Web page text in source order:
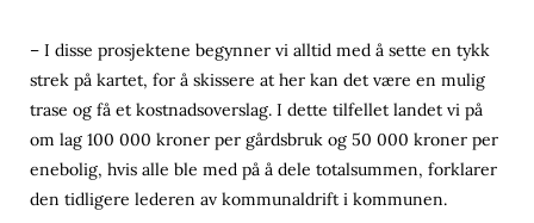
– I disse prosjektene begynner vi alltid med å sette en tykk
strek på kartet, for å skissere at her kan det være en mulig
trase og få et kostnadsoverslag. I dette tilfellet landet vi på
om lag 100 000 kroner per gårdsbruk og 50 000 kroner per
enebolig, hvis alle ble med på å dele totalsummen, forklarer
den tidligere lederen av kommunaldrift i kommunen.